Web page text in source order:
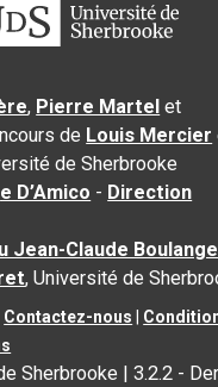
, Pierre Martel et
de Louis Mercier
de Sherbrooke
D’Amico - Direction
Jean-Claude
, Université de
Contactez-nous
Sherbrooke |3.2.2 -